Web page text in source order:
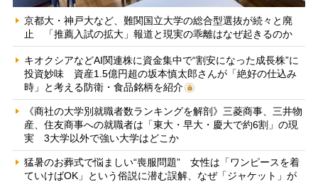
京都大・神戸大など、難関国立大学の総合型選抜が続々と廃
止 「推薦入試の拡大」報道と現実の乖離はなぜ起きるのか
キオクシアなどAI関連株に資金集中で“割安になった成長株”に
投資妙味 資産1.5億円超の坂本慎太郎さんが「絶好の仕込み
時」と考える防衛・食品銘柄を紹介
《商社の大学別就職者数ランキングを解剖》三菱商事、三井物
産、住友商事への就職者は「東大・早大・慶大で約6割」の現
実 3大学以外で強い大学はどこか
猛暑のお葬式で悩ましい“喪服問題” 女性は「ワンピースを着
ていけばOK」という俗説に潜む誤解、なぜ「ジャケット」が